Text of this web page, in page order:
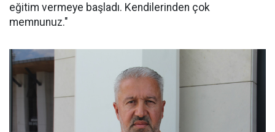
eğitim vermeye başladı. Kendilerinden çok
memnunuz."